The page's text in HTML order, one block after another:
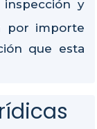
y
por importe
que esta